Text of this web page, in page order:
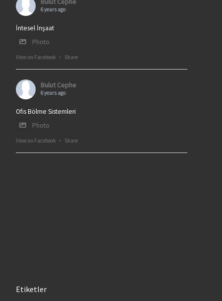
6 years ago
İntesel İnşaat
Photo
View on Facebook · Share
Bulut Cephe
6 years ago
Ofis Bölme Sistemleri
Photo
View on Facebook · Share
Etiketler